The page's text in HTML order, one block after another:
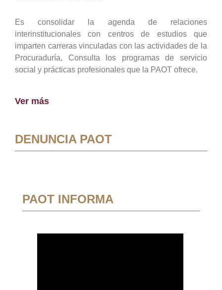
Es consolidar la agenda de relaciones
interinstitucionales con centros de estudios que
imparten carreras vinculadas con las actividades de la
Procuraduría, Consulta los programas de servicio
social y prácticas profesionales que la PAOT ofrece.
Ver más
DENUNCIA PAOT
PAOT INFORMA